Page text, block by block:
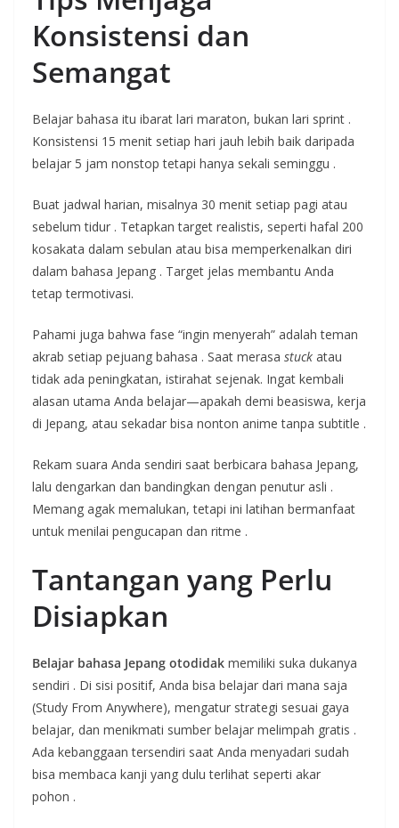
Konsistensi dan
Semangat
Belajar bahasa itu ibarat lari maraton, bukan lari sprint .
Konsistensi 15 menit setiap hari jauh lebih baik daripada
belajar 5 jam nonstop tetapi hanya sekali seminggu .
Buat jadwal harian, misalnya 30 menit setiap pagi atau
sebelum tidur . Tetapkan target realistis, seperti hafal 200
kosakata dalam sebulan atau bisa memperkenalkan diri
dalam bahasa Jepang . Target jelas membantu Anda
tetap termotivasi.
Pahami juga bahwa fase “ingin menyerah” adalah teman
akrab setiap pejuang bahasa . Saat merasa stuck atau
tidak ada peningkatan, istirahat sejenak. Ingat kembali
alasan utama Anda belajar—apakah demi beasiswa, kerja
di Jepang, atau sekadar bisa nonton anime tanpa subtitle .
Rekam suara Anda sendiri saat berbicara bahasa Jepang,
lalu dengarkan dan bandingkan dengan penutur asli .
Memang agak memalukan, tetapi ini latihan bermanfaat
untuk menilai pengucapan dan ritme .
Tantangan yang Perlu
Disiapkan
Belajar bahasa Jepang otodidak memiliki suka dukanya
sendiri . Di sisi positif, Anda bisa belajar dari mana saja
(Study From Anywhere), mengatur strategi sesuai gaya
belajar, dan menikmati sumber belajar melimpah gratis .
Ada kebanggaan tersendiri saat Anda menyadari sudah
bisa membaca kanji yang dulu terlihat seperti akar
pohon .